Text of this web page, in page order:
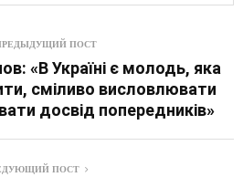
ПОСТ
«В Україні є молодь, яка
сміливо висловлювати
досвід попередників»
ПОСТ